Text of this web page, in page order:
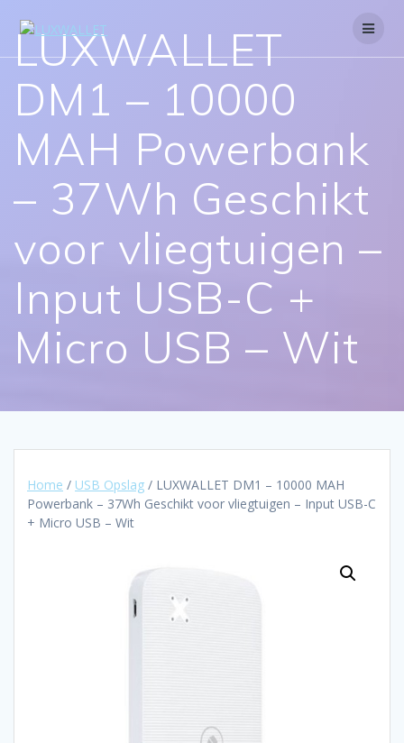
LUXWALLET
DM1 – 10000
MAH Powerbank
– 37Wh Geschikt
voor vliegtuigen –
Input USB-C +
Micro USB – Wit
Home / USB Opslag / LUXWALLET DM1 – 10000 MAH
Powerbank – 37Wh Geschikt voor vliegtuigen – Input USB-C
+ Micro USB – Wit